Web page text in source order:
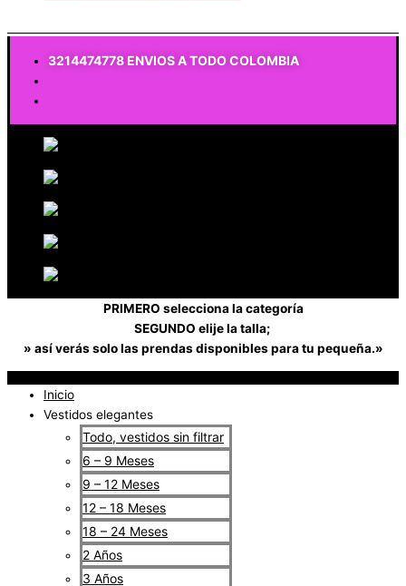
3214474778 ENVIOS A TODO COLOMBIA
PRIMERO selecciona la categoría
SEGUNDO elije la talla;
» así verás solo las prendas disponibles para tu pequeña.»
Inicio
Vestidos elegantes
Todo, vestidos sin filtrar
6 – 9 Meses
9 – 12 Meses
12 – 18 Meses
18 – 24 Meses
2 Años
3 Años